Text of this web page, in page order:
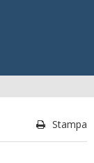
Stampa